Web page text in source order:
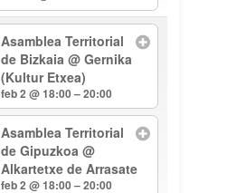
Asamblea Territorial
de Bizkaia@ Gernika
(Kultur Etxea)
feb 2 @ 18:00 – 20:00
Asamblea Territorial
de Gipuzkoa@
Alkartetxe de Arrasate
feb 2 @ 18:00 – 20:00